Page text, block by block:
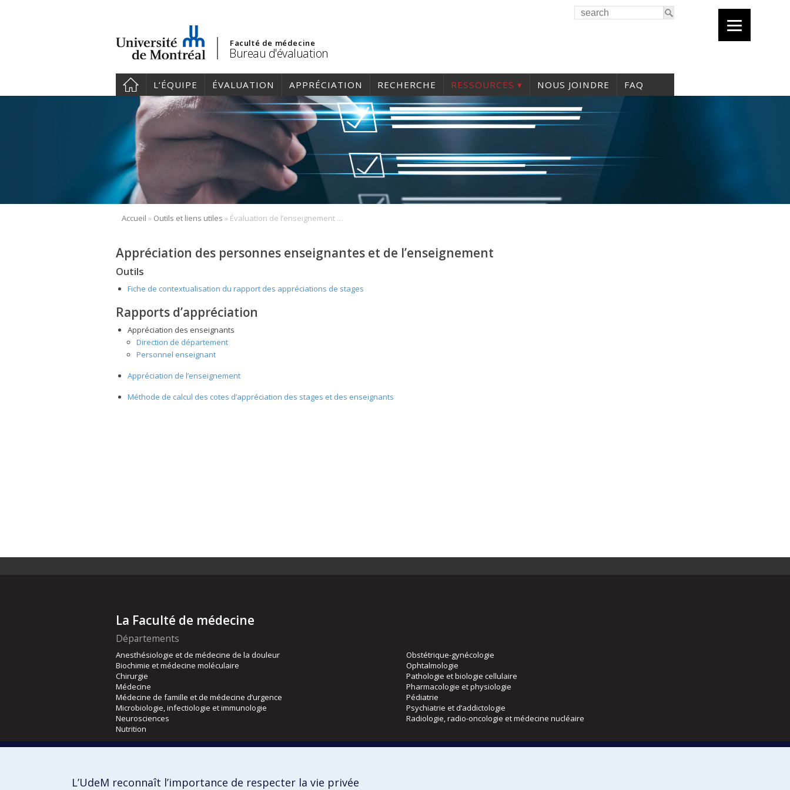
Faculté de médecine
Bureau d'évaluation
L’ÉQUIPE ÉVALUATION APPRÉCIATION RECHERCHE RESSOURCES NOUS JOINDRE FAQ
Accueil » Outils et liens utiles » Évaluation de l’enseignement et des enseignants
Appréciation des personnes enseignantes et de l’enseignement
Outils
Fiche de contextualisation du rapport des appréciations de stages
Rapports d’appréciation
Appréciation des enseignants
Direction de département
Personnel enseignant
Appréciation de l’enseignement
Méthode de calcul des cotes d’appréciation des stages et des enseignants
La Faculté de médecine
Départements
Anesthésiologie et de médecine de la douleur
Biochimie et médecine moléculaire
Chirurgie
Médecine
Médecine de famille et de médecine d’urgence
Microbiologie, infectiologie et immunologie
Neurosciences
Nutrition
Obstétrique-gynécologie
Ophtalmologie
Pathologie et biologie cellulaire
Pharmacologie et physiologie
Pédiatrie
Psychiatrie et d’addictologie
Radiologie, radio-oncologie et médecine nucléaire
Orthophonie et audiologie
L’UdeM reconnaît l’importance de respecter la vie privée